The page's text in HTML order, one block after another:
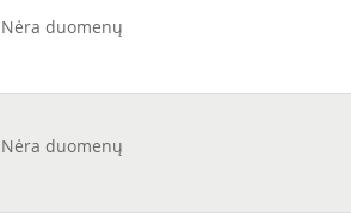
Nėra duomenų
Nėra duomenų